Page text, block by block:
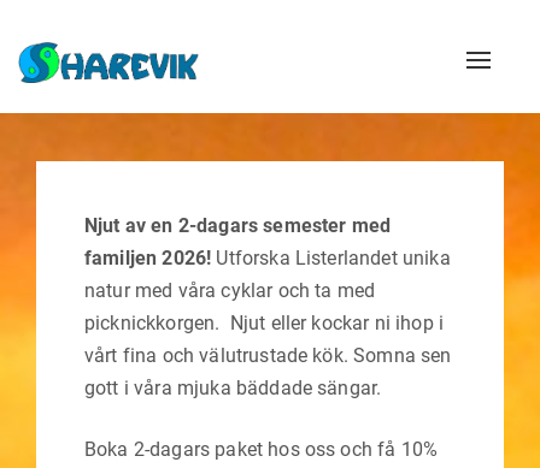
Njut av en 2-dagars semester med
familjen 2026! Utforska Listerlandet unika
natur med våra cyklar och ta med
picknickkorgen. Njut eller kockar ni ihop i
vårt fina och välutrustade kök. Somna sen
gott i våra mjuka bäddade sängar.
Boka 2-dagars paket hos oss och få 10%